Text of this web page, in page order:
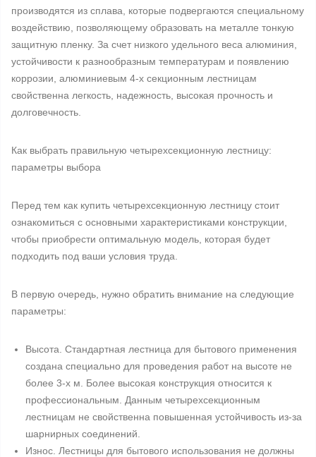
производятся из сплава, которые подвергаются специальному
воздействию, позволяющему образовать на металле тонкую
защитную пленку. За счет низкого удельного веса алюминия,
устойчивости к разнообразным температурам и появлению
коррозии, алюминиевым 4-х секционным лестницам
свойственна легкость, надежность, высокая прочность и
долговечность.
Как выбрать правильную четырехсекционную лестницу:
параметры выбора
Перед тем как купить четырехсекционную лестницу стоит
ознакомиться с основными характеристиками конструкции,
чтобы приобрести оптимальную модель, которая будет
подходить под ваши условия труда.
В первую очередь, нужно обратить внимание на следующие
параметры:
Высота. Стандартная лестница для бытового применения
создана специально для проведения работ на высоте не
более 3-х м. Более высокая конструкция относится к
профессиональным. Данным четырехсекционным
лестницам не свойственна повышенная устойчивость из-за
шарнирных соединений.
Износ. Лестницы для бытового использования не должны